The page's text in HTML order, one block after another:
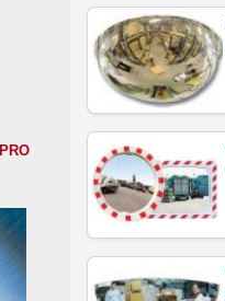
PRO